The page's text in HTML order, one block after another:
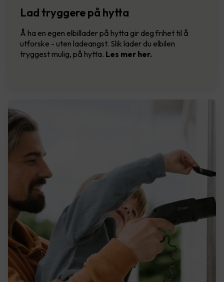
Lad tryggere på hytta
Å ha en egen elbillader på hytta gir deg frihet til å
utforske - uten ladeangst. Slik lader du elbilen
tryggest mulig, på hytta. Les mer her.